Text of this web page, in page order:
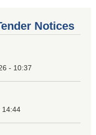
Notices
- 10:37
14:44